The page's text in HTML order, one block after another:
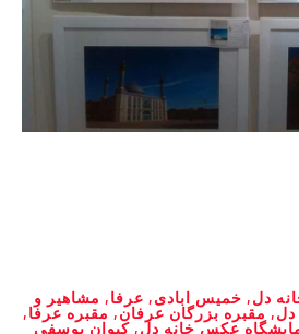
دل, خمیس ابادی, عرفا, مشاهیر و
دل, مقبره بزرگان عرفان, مقبره عرفا,
عکس خانه دل,کیوان یوسفی